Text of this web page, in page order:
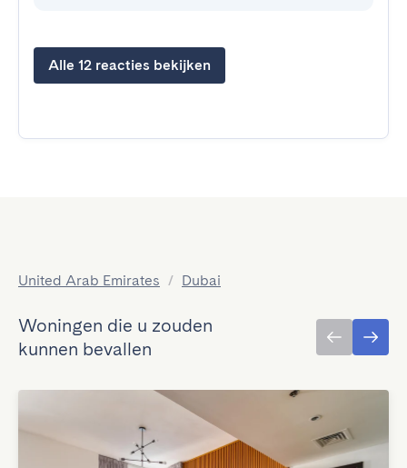
Alle 12 reacties bekijken
United Arab Emirates / Dubai
Woningen die u zouden
kunnen bevallen